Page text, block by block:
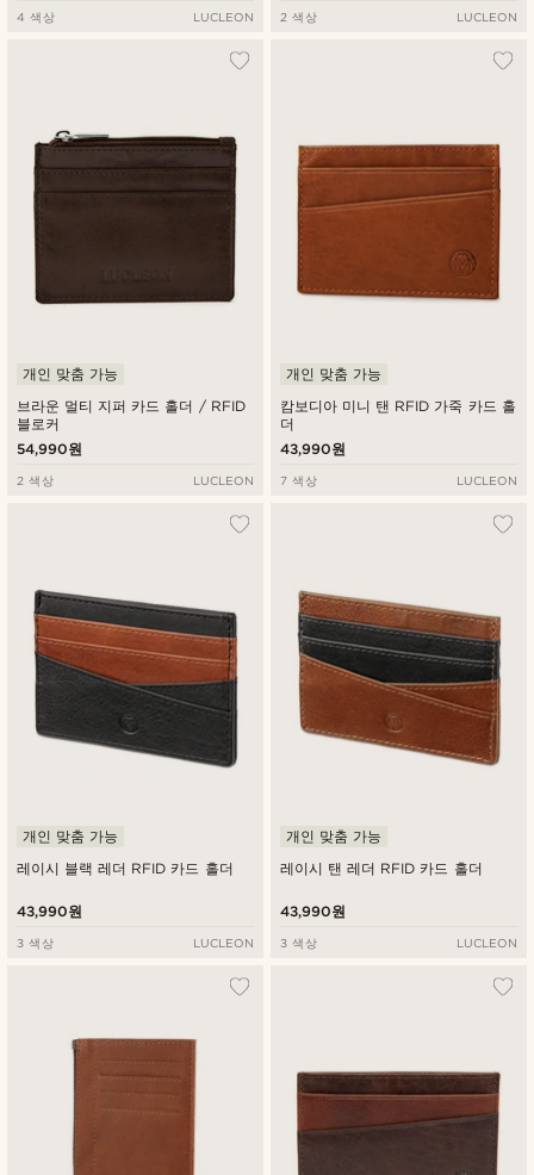
4 색상 LUCLEON 2 색상 LUCLEON
브라운 멀티 지퍼 카드 홀더 / RFID
블로커
개인 맞춤 가능
54,990원
2 색상 LUCLEON
캄보디아 미니 탠 RFID 가죽 카드 홀
더
개인 맞춤 가능
43,990원
7 색상 LUCLEON
레이시 블랙 레더 RFID 카드 홀더
개인 맞춤 가능
43,990원
3 색상 LUCLEON
레이시 탠 레더 RFID 카드 홀더
개인 맞춤 가능
43,990원
3 색상 LUCLEON